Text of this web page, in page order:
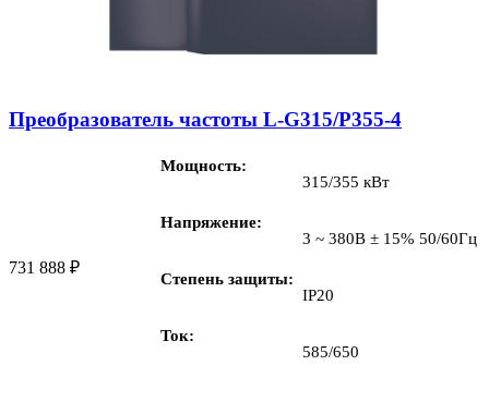
Преобразователь частоты L-G315/P355-4
731 888 ₽
Мощность
315/355 кВт
Напряжение
3 ~ 380В ± 15% 50/60Гц
Степень защиты
IP20
Ток
585/650